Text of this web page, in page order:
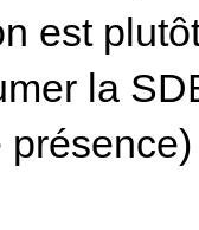
est
la